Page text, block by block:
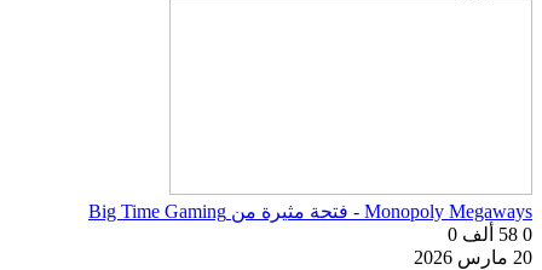
Monopoly Megaways - فتحة مثيرة من Big Time Gaming
0 58 ألف
0
20 مارس 2026